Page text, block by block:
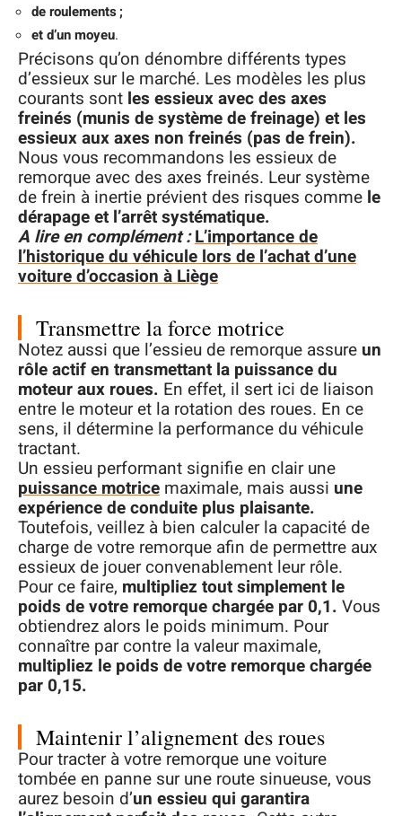
de roulements ;
et d’un moyeu.
Précisons qu’on dénombre différents types
d’essieux sur le marché. Les modèles les plus
courants sont les essieux avec des axes
freinés (munis de système de freinage) et les
essieux aux axes non freinés (pas de frein).
Nous vous recommandons les essieux de
remorque avec des axes freinés. Leur système
de frein à inertie prévient des risques comme le
dérapage et l’arrêt systématique.
A lire en complément :L’importance de
l’historique du véhicule lors de l’achat d’une
voiture d’occasion à Liège
Transmettre la force motrice
Notez aussi que l’essieu de remorque assure un
rôle actif en transmettant la puissance du
moteur aux roues. En effet, il sert ici de liaison
entre le moteur et la rotation des roues. En ce
sens, il détermine la performance du véhicule
tractant.
Un essieu performant signifie en clair une
puissance motrice maximale, mais aussi une
expérience de conduite plus plaisante.
Toutefois, veillez à bien calculer la capacité de
charge de votre remorque afin de permettre aux
essieux de jouer convenablement leur rôle.
Pour ce faire, multipliez tout simplement le
poids de votre remorque chargée par 0,1. Vous
obtiendrez alors le poids minimum. Pour
connaître par contre la valeur maximale,
multipliez le poids de votre remorque chargée
par 0,15.
Maintenir l’alignement des roues
Pour tracter à votre remorque une voiture
tombée en panne sur une route sinueuse, vous
aurez besoin d’un essieu qui garantira